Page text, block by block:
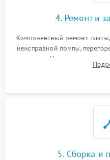
4. Ремонт и
Компонентный ремонт
неисправной помпы,
жерновов. Установка новых
ring) и тефлоновых
5. Сборка и